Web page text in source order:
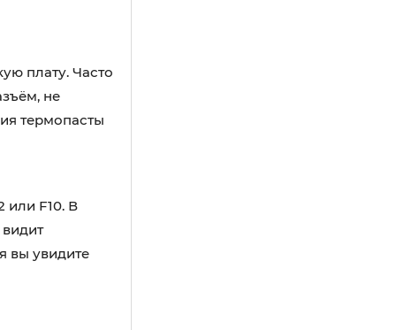
плату. Часто
не
термопасты
или F10. В
вы увидите